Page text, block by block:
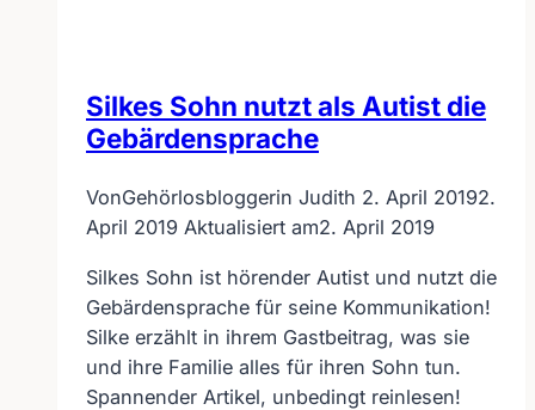
Silkes Sohn nutzt als Autist die
Gebärdensprache
VonGehörlosbloggerin Judith 2. April 20192.
April 2019 Aktualisiert am2. April 2019
Silkes Sohn ist hörender Autist und nutzt die
Gebärdensprache für seine Kommunikation!
Silke erzählt in ihrem Gastbeitrag, was sie
und ihre Familie alles für ihren Sohn tun.
Spannender Artikel, unbedingt reinlesen!